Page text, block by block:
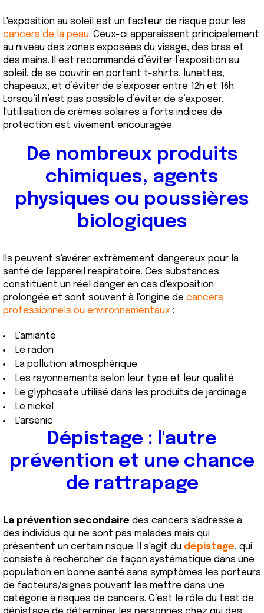
L'exposition au soleil est un facteur de risque pour les
cancers de la peau. Ceux-ci apparaissent principalement
au niveau des zones exposées du visage, des bras et
des mains. Il est recommandé d’éviter l’exposition au
soleil, de se couvrir en portant t-shirts, lunettes,
chapeaux, et d’éviter de s’exposer entre 12h et 16h.
Lorsqu’il n’est pas possible d’éviter de s’exposer,
l'utilisation de crèmes solaires à forts indices de
protection est vivement encouragée.
De nombreux produits
chimiques, agents
physiques ou poussières
biologiques
Ils peuvent s'avérer extrêmement dangereux pour la
santé de l'appareil respiratoire. Ces substances
constituent un réel danger en cas d'exposition
prolongée et sont souvent à l'origine de cancers
professionnels ou environnementaux :
L'amiante
Le radon
La pollution atmosphérique
Les rayonnements selon leur type et leur qualité
Le glyphosate utilisé dans les produits de jardinage
Le nickel
L'arsenic
Dépistage : l'autre
prévention et une chance
de rattrapage
La prévention secondaire des cancers s'adresse à
des individus qui ne sont pas malades mais qui
présentent un certain risque. Il s'agit du dépistage, qui
consiste à rechercher de façon systématique dans une
population en bonne santé sans symptômes les porteurs
de facteurs/signes pouvant les mettre dans une
catégorie à risques de cancers. C’est le rôle du test de